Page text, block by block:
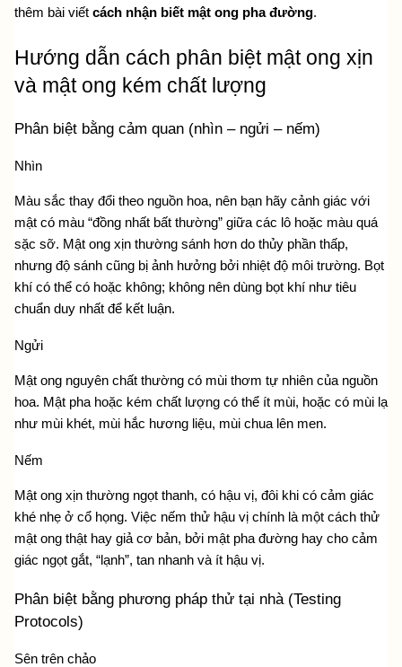
thêm bài viết cách nhận biết mật ong pha đường.
Hướng dẫn cách phân biệt mật ong xịn
và mật ong kém chất lượng
Phân biệt bằng cảm quan (nhìn – ngửi – nếm)
Nhìn
Màu sắc thay đổi theo nguồn hoa, nên bạn hãy cảnh giác với
mật có màu “đồng nhất bất thường” giữa các lô hoặc màu quá
sặc sỡ. Mật ong xịn thường sánh hơn do thủy phần thấp,
nhưng độ sánh cũng bị ảnh hưởng bởi nhiệt độ môi trường. Bọt
khí có thể có hoặc không; không nên dùng bọt khí như tiêu
chuẩn duy nhất để kết luận.
Ngửi
Mật ong nguyên chất thường có mùi thơm tự nhiên của nguồn
hoa. Mật pha hoặc kém chất lượng có thể ít mùi, hoặc có mùi lạ
như mùi khét, mùi hắc hương liệu, mùi chua lên men.
Nếm
Mật ong xịn thường ngọt thanh, có hậu vị, đôi khi có cảm giác
khé nhẹ ở cổ họng. Việc nếm thử hậu vị chính là một cách thử
mật ong thật hay giả cơ bản, bởi mật pha đường hay cho cảm
giác ngọt gắt, “lạnh”, tan nhanh và ít hậu vị.
Phân biệt bằng phương pháp thử tại nhà (Testing
Protocols)
Sên trên chảo